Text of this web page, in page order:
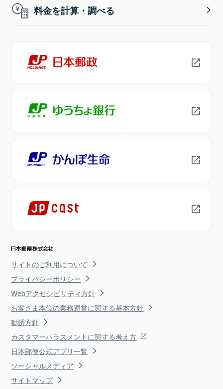
料金を計算・調べる
サイトのご利用について
プライバシーポリシー
Webアクセシビリティ方針
お客さま本位の業務運営に関する基本方針
勧誘方針
カスタマーハラスメントに関する考え方
日本郵便公式アプリ一覧
ソーシャルメディア
サイトマップ